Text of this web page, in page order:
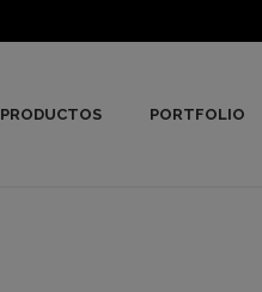
PRODUCTOS PORTFOLIO